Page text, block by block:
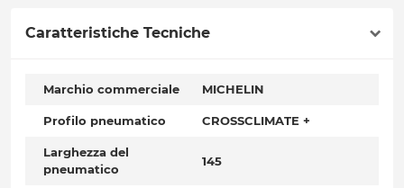
Caratteristiche Tecniche
Marchio commerciale MICHELIN
Profilo pneumatico CROSSCLIMATE +
Larghezza del
pneumatico
145